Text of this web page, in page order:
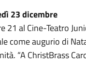
23 dicembre
21 al Cine-Teatro
come augurio di
“A ChristBrass